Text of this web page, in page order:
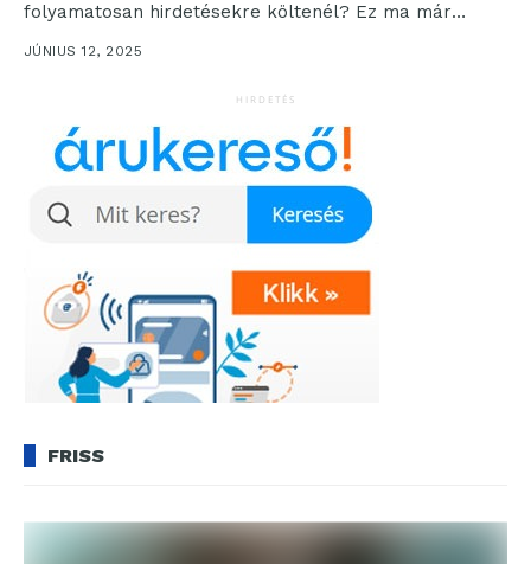
folyamatosan hirdetésekre költenél? Ez ma már
megvalósítható!...
JÚNIUS 12, 2025
HIRDETÉS
FRISS